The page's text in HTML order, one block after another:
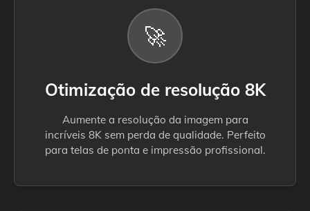
🚀
Otimização de resolução 8K
Aumente a resolução da imagem para
incríveis 8K sem perda de qualidade. Perfeito
para telas de ponta e impressão profissional.